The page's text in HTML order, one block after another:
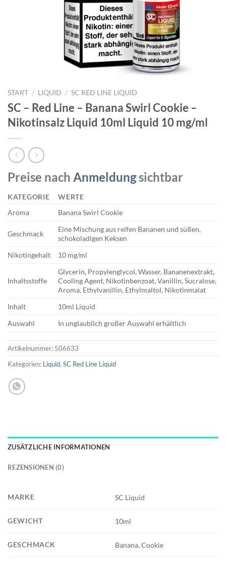
START / LIQUID / SC RED LINE LIQUID
SC – Red Line – Banana Swirl Cookie –
Nikotinsalz Liquid 10ml Liquid 10 mg/ml
Preise nach Anmeldungsichtbar
KATEGORIE
WERTE
Aroma
Banana Swirl Cookie
Geschmack
Eine Mischung aus reifen Bananen und süßen,
schokoladigen Keksen
Nikotingehalt
10 mg/ml
Inhaltsstoffe
Glycerin, Propylenglycol, Wasser, Bananenextrakt,
Cooling Agent, Nikotinbenzoat, Vanillin, Sucralose,
Aroma, Ethylvanillin, Ethylmaltol, Nikotinmalat
Inhalt
10ml Liquid
Auswahl
In unglaublich großer Auswahl erhältlich
Artikelnummer: 506633
Kategorien: Liquid, SC Red Line Liquid
ZUSÄTZLICHE INFORMATIONEN
REZENSIONEN (0)
MARKE SC Liquid
GEWICHT 10ml
GESCHMACK Banana, Cookie